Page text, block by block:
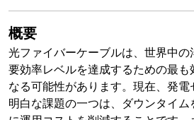
概要
光ファイバーケーブルは、世界中
要効率レベルを達成するための最も
なる可能性があります。現在、発
明白な課題の一つは、ダウンタイ